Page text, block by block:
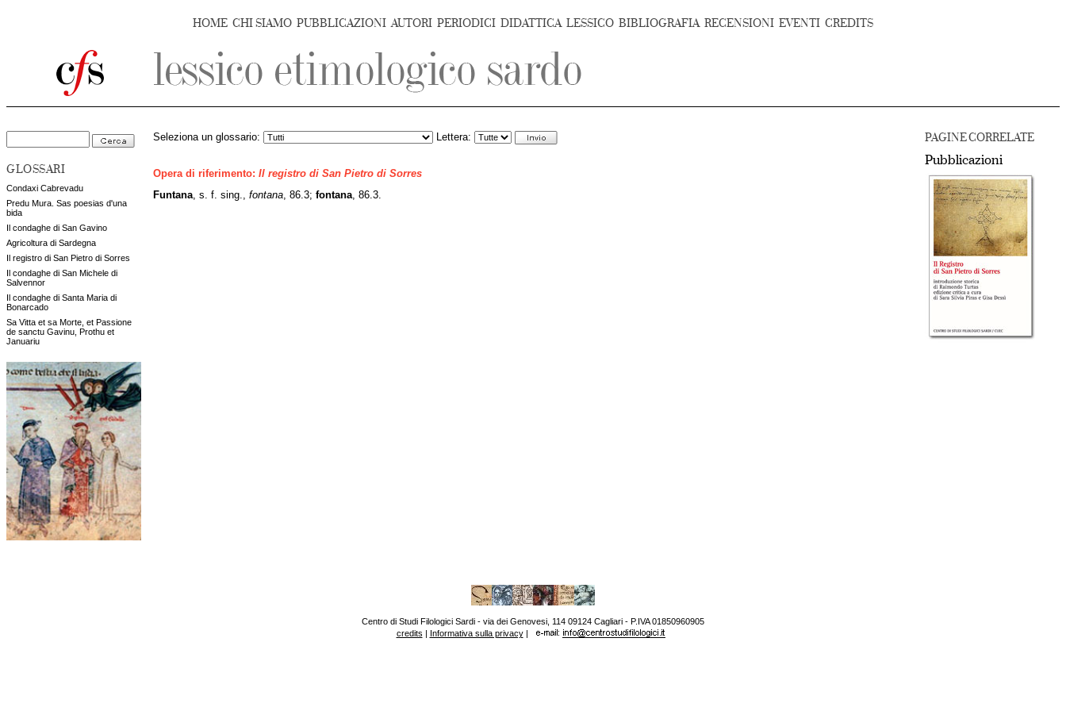
HOME CHI SIAMO PUBBLICAZIONI AUTORI PERIODICI DIDATTICA LESSICO BIBLIOGRAFIA RECENSIONI EVENTI CREDITS
GLOSSARI
Condaxi Cabrevadu
Predu Mura. Sas poesias d'una
bida
Il condaghe di San Gavino
Agricoltura di Sardegna
Il registro di San Pietro di Sorres
Il condaghe di San Michele di
Salvennor
Il condaghe di Santa Maria di
Bonarcado
Sa Vitta et sa Morte, et Passione
de sanctu Gavinu, Prothu et
Januariu
PAGINE CORRELATE
Pubblicazioni
Seleziona un glossario: Lettera:
Opera di riferimento: Il registro di San Pietro di Sorres
Funtana , s. f. sing., fontana , 86.3; fontana , 86.3.
Centro di Studi Filologici Sardi - via dei Genovesi, 114 09124 Cagliari - P.IVA 01850960905
credits | Informativa sulla privacy|